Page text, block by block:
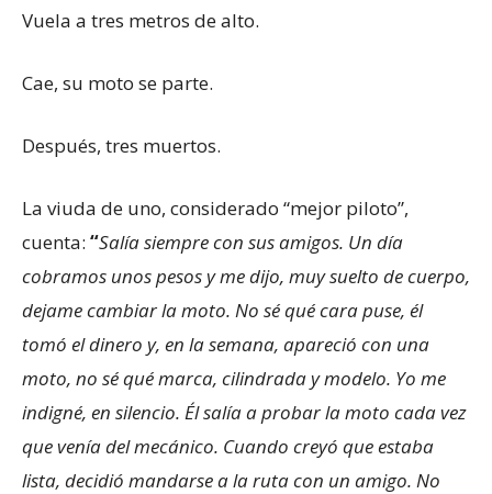
Vuela a tres metros de alto.
Cae, su moto se parte.
Después, tres muertos.
La viuda de uno, considerado “mejor piloto”,
cuenta: “Salía siempre con sus amigos. Un día
cobramos unos pesos y me dijo, muy suelto de cuerpo,
dejame cambiar la moto. No sé qué cara puse, él
tomó el dinero y, en la semana, apareció con una
moto, no sé qué marca, cilindrada y modelo. Yo me
indigné, en silencio. Él salía a probar la moto cada vez
que venía del mecánico. Cuando creyó que estaba
lista, decidió mandarse a la ruta con un amigo. No